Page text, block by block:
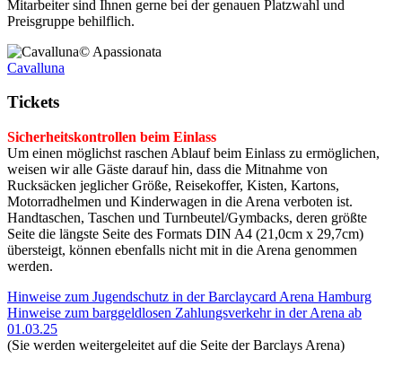
Mitarbeiter sind Ihnen gerne bei der genauen Platzwahl und
Preisgruppe behilflich.
© Apassionata
Cavalluna
Tickets
Sicherheitskontrollen beim Einlass
Um einen möglichst raschen Ablauf beim Einlass zu ermöglichen,
weisen wir alle Gäste darauf hin, dass die Mitnahme von
Rucksäcken jeglicher Größe, Reisekoffer, Kisten, Kartons,
Motorradhelmen und Kinderwagen in die Arena verboten ist.
Handtaschen, Taschen und Turnbeutel/Gymbacks, deren größte
Seite die längste Seite des Formats DIN A4 (21,0cm x 29,7cm)
übersteigt, können ebenfalls nicht mit in die Arena genommen
werden.
Hinweise zum Jugendschutz in der Barclaycard Arena Hamburg
Hinweise zum barggeldlosen Zahlungsverkehr in der Arena ab
01.03.25
(Sie werden weitergeleitet auf die Seite der Barclays Arena)